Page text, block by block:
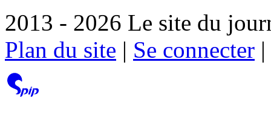
2013 - 2026 Le site du
Plan du site | Se connecter |